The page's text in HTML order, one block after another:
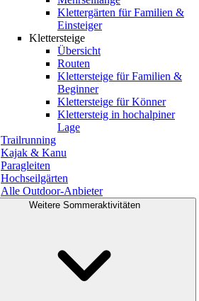
Klettergärten für Familien &
Einsteiger
Klettersteige
Übersicht
Routen
Klettersteige für Familien &
Beginner
Klettersteige für Könner
Klettersteig in hochalpiner
Lage
Trailrunning
Kajak & Kanu
Paragleiten
Hochseilgärten
Alle Outdoor-Anbieter
Weitere Sommeraktivitäten